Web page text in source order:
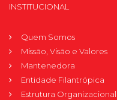
INSTITUCIONAL
Quem Somos
Missão, Visão e Valores
Mantenedora
Entidade Filantrópica
Estrutura Organizacional